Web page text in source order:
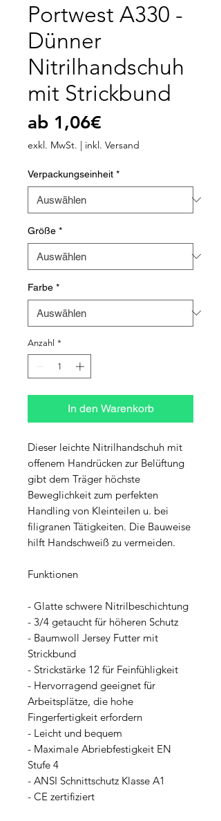
Portwest A330 -
Dünner
Nitrilhandschuh
mit Strickbund
ab 1,06€
Preis
exkl. MwSt. | inkl. Versand
Verpackungseinheit *
Größe *
Farbe *
Anzahl *
In den Warenkorb
Dieser leichte Nitrilhandschuh mit
offenem Handrücken zur Belüftung
gibt dem Träger höchste
Beweglichkeit zum perfekten
Handling von Kleinteilen u. bei
filigranen Tätigkeiten. Die Bauweise
hilft Handschweiß zu vermeiden.
Funktionen
- Glatte schwere Nitrilbeschichtung
- 3/4 getaucht für höheren Schutz
- Baumwoll Jersey Futter mit
Strickbund
- Strickstärke 12 für Feinfühligkeit
- Hervorragend geeignet für
Arbeitsplätze, die hohe
Fingerfertigkeit erfordern
- Leicht und bequem
- Maximale Abriebfestigkeit EN
Stufe 4
- ANSI Schnittschutz Klasse A1
- CE zertifiziert